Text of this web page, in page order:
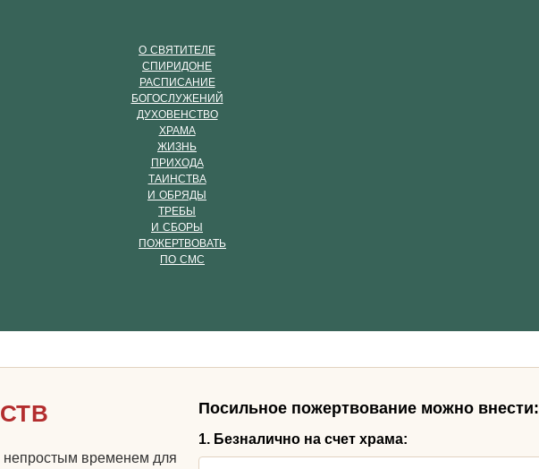
О СВЯТИТЕЛЕ
СПИРИДОНЕ
РАСПИСАНИЕ
БОГОСЛУЖЕНИЙ
ДУХОВЕНСТВО
ХРАМА
ЖИЗНЬ
ПРИХОДА
ТАИНСТВА
И ОБРЯДЫ
ТРЕБЫ
И СБОРЫ
ПОЖЕРТВОВАТЬ
ПО СМС
непростым временем для
Посильное пожертвование можно внести:
1. Безналично на счет храма: